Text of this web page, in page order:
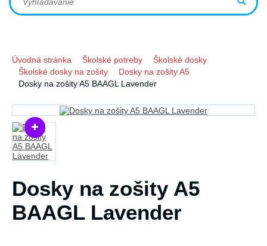
Úvodná stránka Školské potreby
Školské dosky
Školské dosky na zošity
Dosky na zošity A5
Dosky na zošity A5 BAAGL Lavender
Dosky na zošity A5
BAAGL Lavender